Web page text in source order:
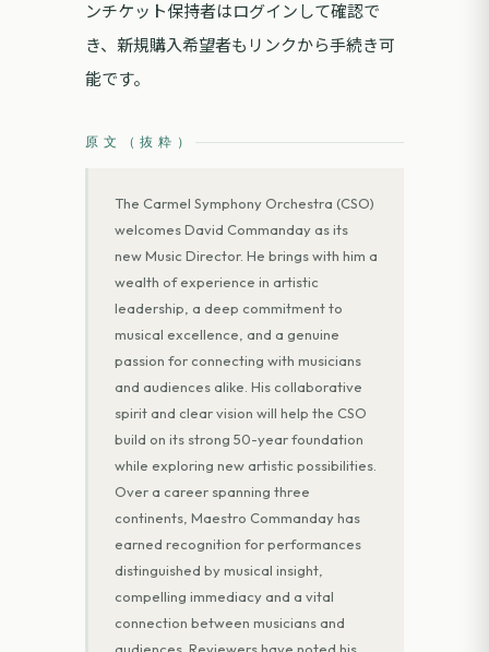
ンチケット保持者はログインして確認で
き、新規購入希望者もリンクから手続き可
能です。
原文（抜粋）
The Carmel Symphony Orchestra (CSO)
welcomes David Commanday as its
new Music Director. He brings with him a
wealth of experience in artistic
leadership, a deep commitment to
musical excellence, and a genuine
passion for connecting with musicians
and audiences alike. His collaborative
spirit and clear vision will help the CSO
build on its strong 50-year foundation
while exploring new artistic possibilities.
Over a career spanning three
continents, Maestro Commanday has
earned recognition for performances
distinguished by musical insight,
compelling immediacy and a vital
connection between musicians and